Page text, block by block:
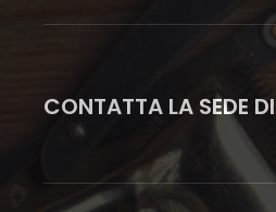
CONTATTA LA SEDE